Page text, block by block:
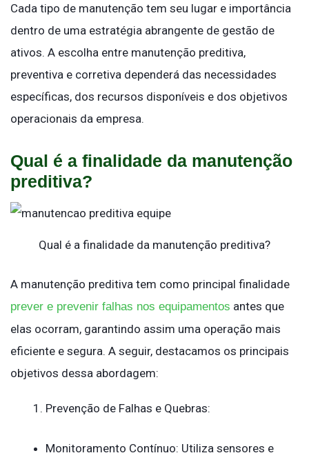
Cada tipo de manutenção tem seu lugar e importância
dentro de uma estratégia abrangente de gestão de
ativos. A escolha entre manutenção preditiva,
preventiva e corretiva dependerá das necessidades
específicas, dos recursos disponíveis e dos objetivos
operacionais da empresa.
Qual é a finalidade da manutenção
preditiva?
Qual é a finalidade da manutenção preditiva?
A manutenção preditiva tem como principal finalidade
prever e prevenir falhas nos equipamentos antes que
elas ocorram, garantindo assim uma operação mais
eficiente e segura. A seguir, destacamos os principais
objetivos dessa abordagem:
Prevenção de Falhas e Quebras:
Monitoramento Contínuo: Utiliza sensores e